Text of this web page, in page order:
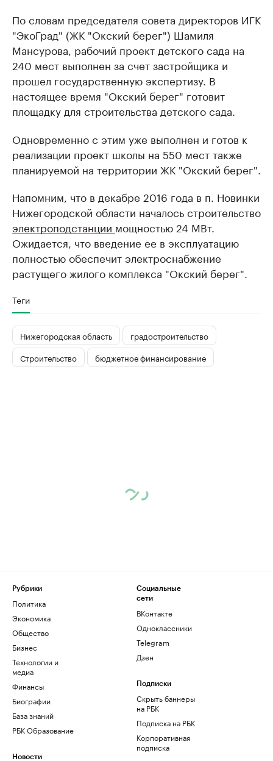
По словам председателя совета директоров ИГК
"ЭкоГрад" (ЖК "Окский берег") Шамиля
Мансурова, рабочий проект детского сада на
240 мест выполнен за счет застройщика и
прошел государственную экспертизу. В
настоящее время "Окский берег" готовит
площадку для строительства детского сада.
Одновременно с этим уже выполнен и готов к
реализации проект школы на 550 мест также
планируемой на территории ЖК "Окский берег".
Напомним, что в декабре 2016 года в п. Новинки
Нижегородской области началось строительство
электроподстанции мощностью 24 МВт.
Ожидается, что введение ее в эксплуатацию
полностью обеспечит электроснабжение
растущего жилого комплекса "Окский берег".
Теги
Нижегородская область
градостроительство
Строительство
бюджетное финансирование
Рубрики
Политика
Экономика
Общество
Бизнес
Технологии и
медиа
Финансы
Биографии
База знаний
РБК Образование
Новости
Социальные
сети
ВКонтакте
Одноклассники
Telegram
Дзен
Подписки
Скрыть баннеры
на РБК
Подписка на РБК
Корпоративная
подписка